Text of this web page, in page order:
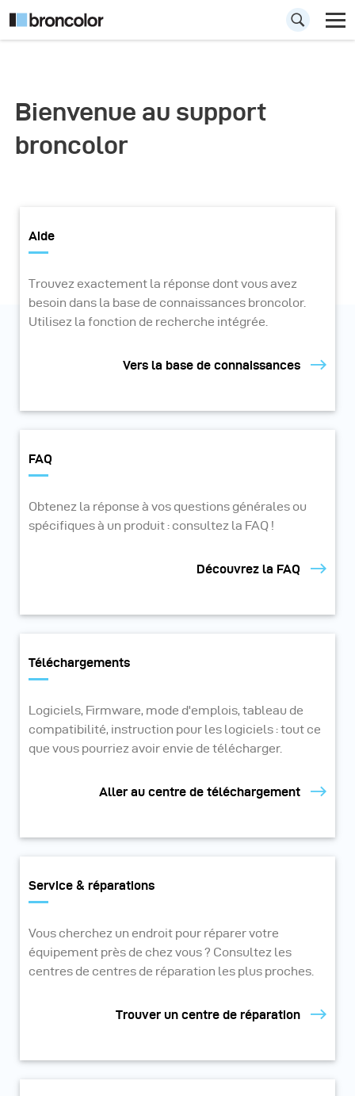
Bienvenue au support
broncolor
Aide
Trouvez exactement la réponse dont vous avez
besoin dans la base de connaissances broncolor.
Utilisez la fonction de recherche intégrée.
Vers la base de connaissances
FAQ
Obtenez la réponse à vos questions générales ou
spécifiques à un produit : consultez la FAQ !
Découvrez la FAQ
Téléchargements
Logiciels, Firmware, mode d'emplois, tableau de
compatibilité, instruction pour les logiciels : tout ce
que vous pourriez avoir envie de télécharger.
Aller au centre de téléchargement
Service & réparations
Vous cherchez un endroit pour réparer votre
équipement près de chez vous ? Consultez les
centres de centres de réparation les plus proches.
Trouver un centre de réparation